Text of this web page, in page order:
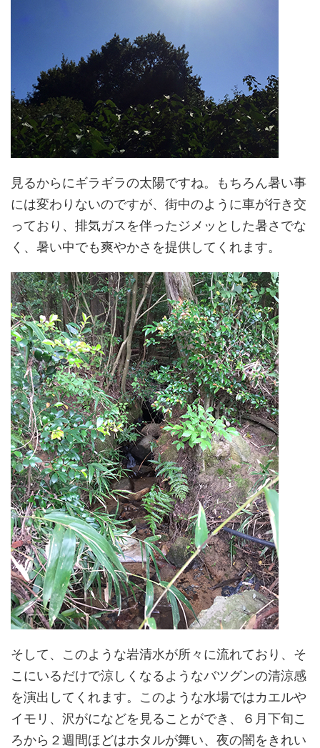
見るからにギラギラの太陽ですね。もちろん暑い事
には変わりないのですが、街中のように車が行き交
っており、排気ガスを伴ったジメッとした暑さでな
く、暑い中でも爽やかさを提供してくれます。
そして、このような岩清水が所々に流れており、そ
こにいるだけで涼しくなるようなバツグンの清涼感
を演出してくれます。このような水場ではカエルや
イモリ、沢がになどを見ることができ、６月下旬こ
ろから２週間ほどはホタルが舞い、夜の闇をきれい